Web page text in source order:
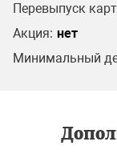
Перевыпуск
Акция: нет
Минимальный